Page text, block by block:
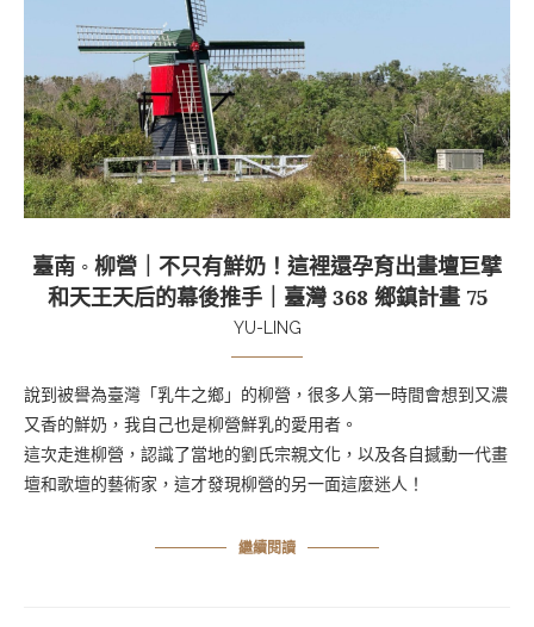
臺南 ◦ 柳營｜不只有鮮奶！這裡還孕育出畫壇巨擘
和天王天后的幕後推手｜臺灣 368 鄉鎮計畫 75
YU-LING
說到被譽為臺灣「乳牛之鄉」的柳營，很多人第一時間會想到又濃
又香的鮮奶，我自己也是柳營鮮乳的愛用者。
這次走進柳營，認識了當地的劉氏宗親文化，以及各自撼動一代畫
壇和歌壇的藝術家，這才發現柳營的另一面這麼迷人！
繼續閱讀